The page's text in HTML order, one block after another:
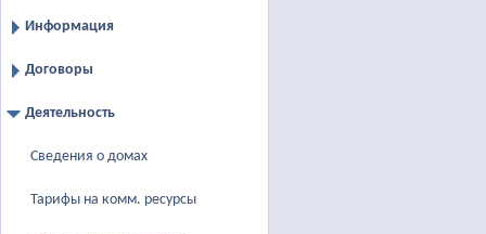
Информация
Договоры
Деятельность
Сведения о домах
Тарифы на комм. ресурсы